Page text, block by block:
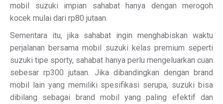
mobil suzuki impian sahabat hanya dengan merogoh
kocek mulai dari rp80 jutaan.
Sementara itu, jika sahabat ingin menghabiskan waktu
perjalanan bersama mobil suzuki kelas premium seperti
suzuki tipe sporty, sahabat hanya perlu mengeluarkan cuan
sebesar rp300 jutaan. Jika dibandingkan dengan brand
mobil lain yang memiliki spesifikasi serupa, suzuki bisa
dibilang sebagai brand mobil yang paling efektif dan